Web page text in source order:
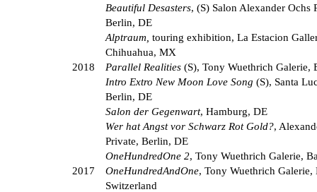
Beautiful Desasters, (S) Salon Alexander Ochs
Berlin, DE
Alptraum, touring exhibition, La Estacion
Chihuahua, MX
2018
Parallel Realities (S), Tony Wuethrich Galerie,
Intro Extro New Moon Love Song (S), Santa
Berlin, DE
Salon der Gegenwart, Hamburg, DE
Wer hat Angst vor Schwarz Rot Gold?,
Private, Berlin, DE
OneHundredOne 2, Tony Wuethrich Galerie,
2017
OneHundredAndOne, Tony Wuethrich Galerie,
Switzerland